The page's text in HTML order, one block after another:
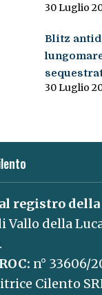
30 Luglio
Blitz
30 Luglio
registro della
Vallo della
n° 33606/
Cilento